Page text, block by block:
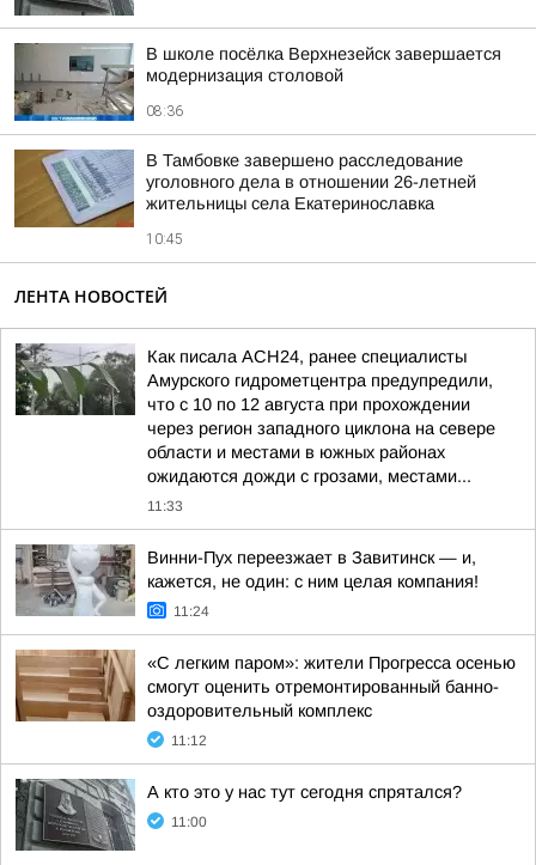
В школе посёлка Верхнезейск завершается
модернизация столовой
08:36
В Тамбовке завершено расследование
уголовного дела в отношении 26-летней
жительницы села Екатеринославка
10:45
ЛЕНТА НОВОСТЕЙ
Как писала АСН24, ранее специалисты
Амурского гидрометцентра предупредили,
что с 10 по 12 августа при прохождении
через регион западного циклона на севере
области и местами в южных районах
ожидаются дожди с грозами, местами...
11:33
Винни-Пух переезжает в Завитинск — и,
кажется, не один: с ним целая компания!
11:24
«С легким паром»: жители Прогресса осенью
смогут оценить отремонтированный банно-
оздоровительный комплекс
11:12
А кто это у нас тут сегодня спрятался?
11:00